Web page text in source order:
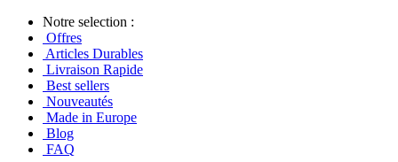
Notre selection :
Offres
Articles Durables
Livraison Rapide
Best sellers
Nouveautés
Made in Europe
Blog
FAQ